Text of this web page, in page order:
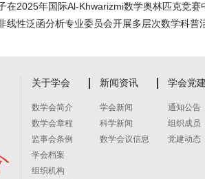
在2025年国际Al-Khwarizmi数学奥林匹克竞赛
线性泛函分析专业委员会开展多层次数学科普
关于学会
数学会简介
数学会章程
监事会条例
学会档案
组织机构
新闻资讯
学会新闻
科学新闻
数学会议信息
学会党
通知公告
组织成员
党建动态